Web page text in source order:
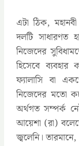
এটা ঠিক,
দলটি সাধারণত
নিজেদের
হিসেবে
ফ্যালাসি বা
নিজেদের মতো
অর্থগত সম্পর্ক
আয়েশা (রা)
জ্বলেনি।